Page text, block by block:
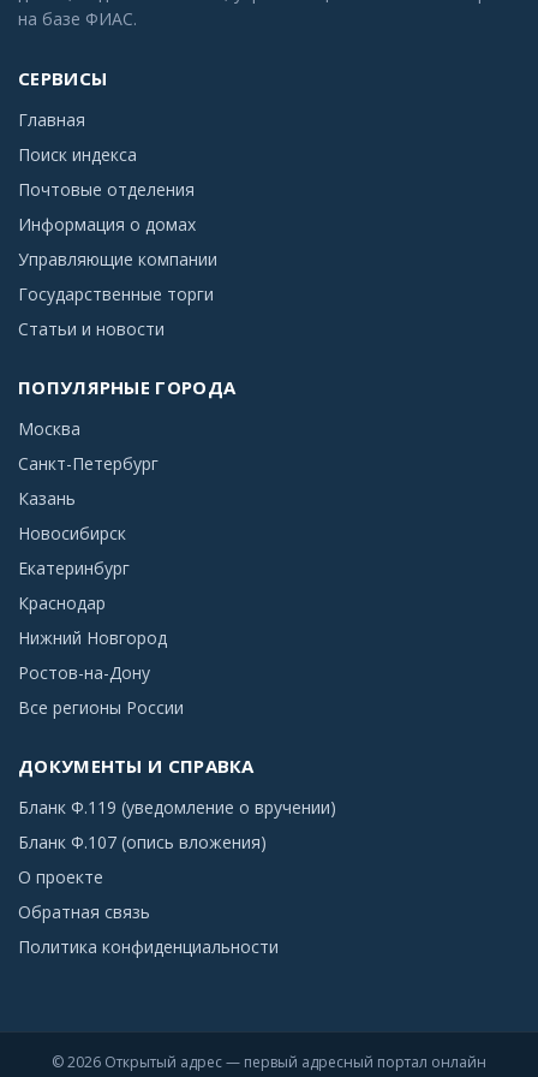
на базе ФИАС.
СЕРВИСЫ
Главная
Поиск индекса
Почтовые отделения
Информация о домах
Управляющие компании
Государственные торги
Статьи и новости
ПОПУЛЯРНЫЕ ГОРОДА
Москва
Санкт-Петербург
Казань
Новосибирск
Екатеринбург
Краснодар
Нижний Новгород
Ростов-на-Дону
Все регионы России
ДОКУМЕНТЫ И СПРАВКА
Бланк Ф.119 (уведомление о вручении)
Бланк Ф.107 (опись вложения)
О проекте
Обратная связь
Политика конфиденциальности
© 2026 Открытый адрес — первый адресный портал онлайн